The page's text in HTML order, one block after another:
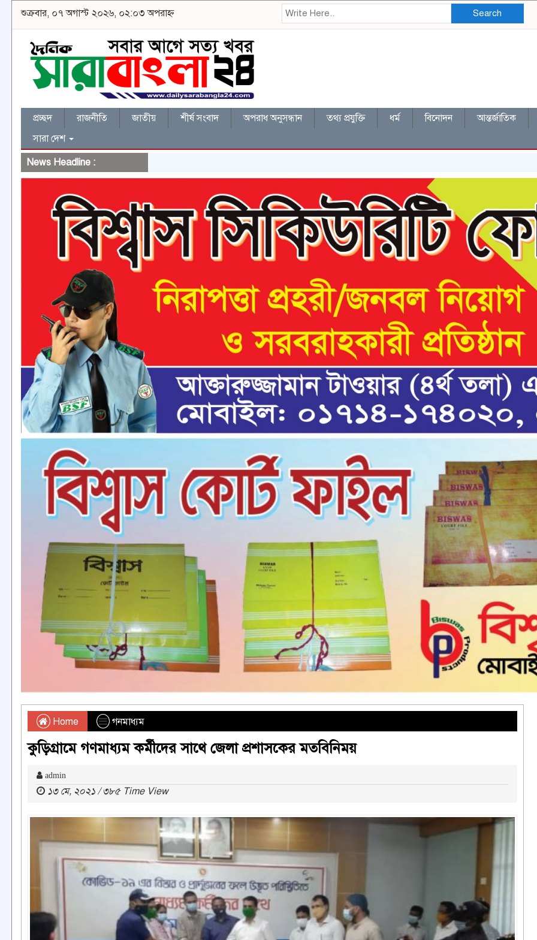
শুক্রবার, ০৭ অগাস্ট ২০২৬, ০২:০৩ অপরাহ্ন Search
প্রচ্ছদ রাজনীতি জাতীয় শীর্ষ সংবাদ অপরাধ অনুসন্ধান তথ্য প্রযুক্তি ধর্ম বিনোদন আন্তর্জাতিক
সারা দেশ
News Headline :
Home গনমাধ্যম
কুড়িগ্রামে গণমাধ্যম কর্মীদের সাথে জেলা প্রশাসকের মতবিনিময়
admin
১৩ মে, ২০২১ / ৩৮৫ Time View